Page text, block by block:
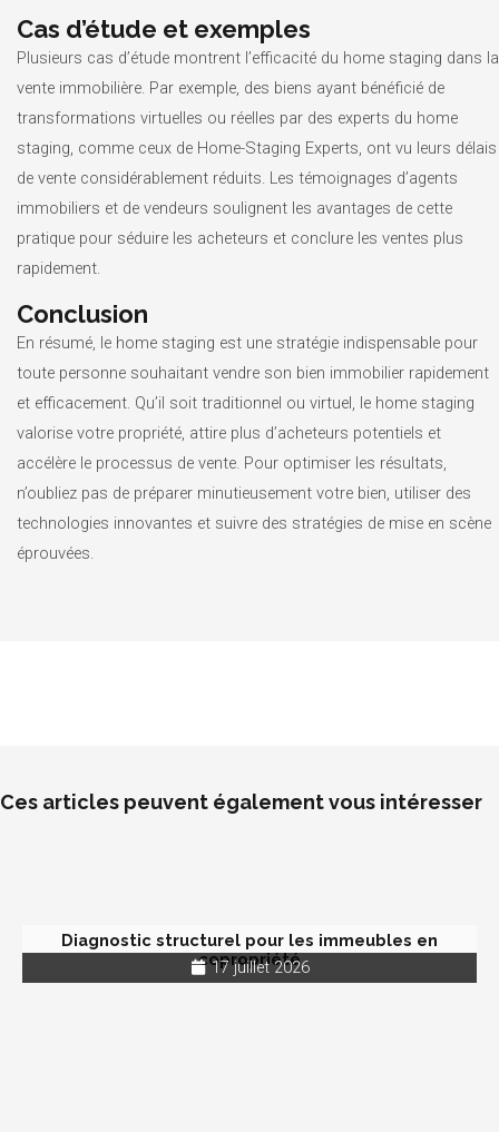
Cas d’étude et exemples
Plusieurs cas d’étude montrent l’efficacité du home staging dans la
vente immobilière. Par exemple, des biens ayant bénéficié de
transformations virtuelles ou réelles par des experts du home
staging, comme ceux de Home-Staging Experts, ont vu leurs délais
de vente considérablement réduits. Les témoignages d’agents
immobiliers et de vendeurs soulignent les avantages de cette
pratique pour séduire les acheteurs et conclure les ventes plus
rapidement.
Conclusion
En résumé, le home staging est une stratégie indispensable pour
toute personne souhaitant vendre son bien immobilier rapidement
et efficacement. Qu’il soit traditionnel ou virtuel, le home staging
valorise votre propriété, attire plus d’acheteurs potentiels et
accélère le processus de vente. Pour optimiser les résultats,
n’oubliez pas de préparer minutieusement votre bien, utiliser des
technologies innovantes et suivre des stratégies de mise en scène
éprouvées.
Ces articles peuvent également vous intéresser
Diagnostic structurel pour les immeubles en
copropriété
17 juillet 2026